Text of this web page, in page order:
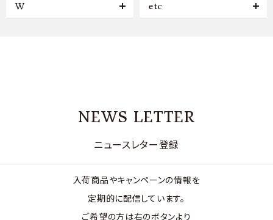
W etc
NEWS LETTER
ニュースレター登録
入荷商品やキャンペーンの情報を
定期的に配信しています。
ご希望の方は右のボタンより